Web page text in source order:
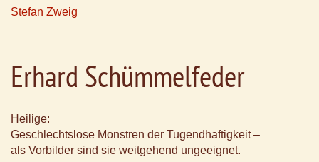
Stefan Zweig
Erhard Schümmelfeder
Heilige:
Geschlechtslose Monstren der Tugendhaftigkeit –
als Vorbilder sind sie weitgehend ungeeignet.